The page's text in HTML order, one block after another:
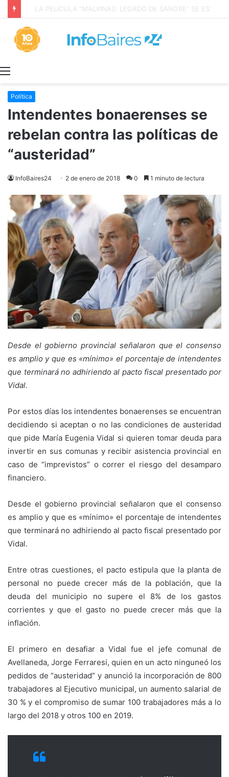
TODO JUNTO Y A LAS APURADAS: la trampa de discutir la propiedad privada como si fuera una sola cosa
Política
Intendentes bonaerenses se
rebelan contra las políticas de
“austeridad”
InfoBaires24 2 de enero de 2018 0 1 minuto de lectura
Desde el gobierno provincial señalaron que el consenso
es amplio y que es «mínimo» el porcentaje de intendentes
que terminará no adhiriendo al pacto fiscal presentado por
Vidal.
Por estos días los intendentes bonaerenses se encuentran
decidiendo si aceptan o no las condiciones de austeridad
que pide María Eugenia Vidal si quieren tomar deuda para
invertir en sus comunas y recibir asistencia provincial en
caso de “imprevistos” o correr el riesgo del desamparo
financiero.
Desde el gobierno provincial señalaron que el consenso
es amplio y que es «mínimo» el porcentaje de intendentes
que terminará no adhiriendo al pacto fiscal presentado por
Vidal.
Entre otras cuestiones, el pacto estipula que la planta de
personal no puede crecer más de la población, que la
deuda del municipio no supere el 8% de los gastos
corrientes y que el gasto no puede crecer más que la
inflación.
El primero en desafiar a Vidal fue el jefe comunal de
Avellaneda, Jorge Ferraresi, quien en un acto ninguneó los
pedidos de “austeridad” y anunció la incorporación de 800
trabajadores al Ejecutivo municipal, un aumento salarial de
30 % y el compromiso de sumar 100 trabajadores más a lo
largo del 2018 y otros 100 en 2019.